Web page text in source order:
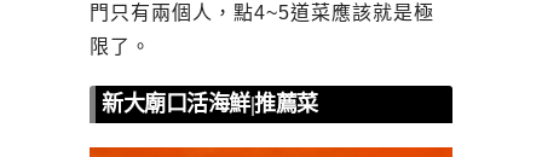
門只有兩個人，點4~5道菜應該就是極
限了。
新大廟口活海鮮|推薦菜